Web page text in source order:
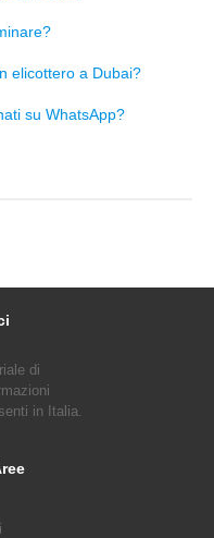
elicottero a Dubai?
su WhatsApp?
di
in Italia.